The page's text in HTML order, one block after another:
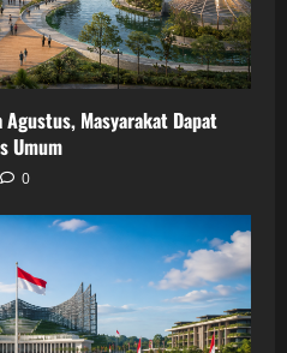
Masyarakat Dapat
Umum
0